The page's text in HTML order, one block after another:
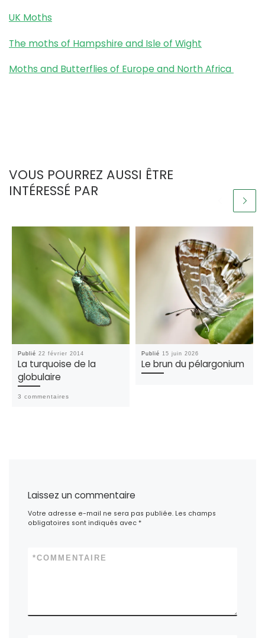
UK Moths
The moths of Hampshire and Isle of Wight
Moths and Butterflies of Europe and North Africa
VOUS POURREZ AUSSI ÊTRE
INTÉRESSÉ PAR
Publié22 février 2014
La turquoise de la
globulaire
3 commentaires
Publié 15 juin 2026
Le brun du pélargonium
Laissez un commentaire
Votre adresse e-mail ne sera pas publiée. Les champs
obligatoires sont indiqués avec*
COMMENTAIRE
*